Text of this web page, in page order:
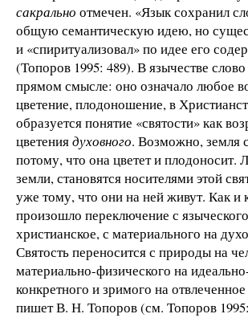
сакрально отмечен. «Язык сохранил
общую семантическую идею, но
и «спиритуализовал» по идее его
(Топоров 1995: 489). В язычестве
прямом смысле: оно означало любое
цветение, плодоношение, в
образуется понятие «святости» как
цветениядуховного. Возможно, земля
потому, что она цветет и плодоносит.
земли, становятся носителями этой
уже тому, что они на ней живут. Как и
произошло переключение с
христианское, с материального на
Святость переносится с природы на
материально-физического на
конкретного и зримого на
пишет В. Н. Топоров (см. Топоров